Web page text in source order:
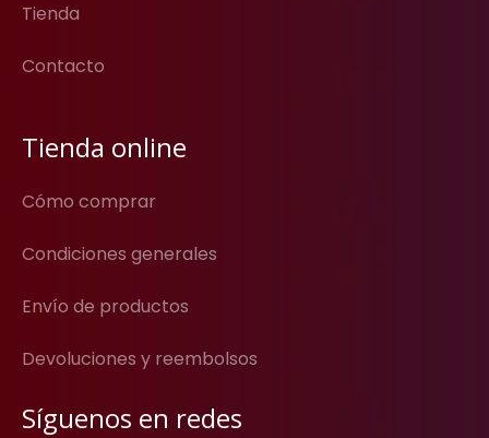
Tienda
Contacto
Tienda online
Cómo comprar
Condiciones generales
Envío de productos
Devoluciones y reembolsos
Síguenos en redes